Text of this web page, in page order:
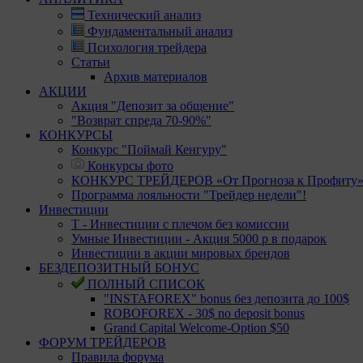
Технический анализ
Фундаментальный анализ
Психология трейдера
Статьи
Архив материалов
АКЦИИ
Акция "Депозит за общение"
"Возврат спреда 70-90%"
КОНКУРСЫ
Конкурс "Поймай Кенгуру"
Конкурсы фото
КОНКУРС ТРЕЙДЕРОВ «От Прогноза к Профиту»
Программа лояльности "Трейдер недели"!
Инвестиции
Т - Инвестиции с плечом без комиссии
Умные Инвестиции - Акция 5000 р в подарок
Инвестиции в акции мировых брендов
БЕЗДЕПОЗИТНЫЙ БОНУС
ПОЛНЫЙ СПИСОК
"INSTAFOREX" bonus без депозита до 100$
ROBOFOREX - 30$ no deposit bonus
Grand Capital Welcome-Option $50
ФОРУМ ТРЕЙДЕРОВ
Правила форума